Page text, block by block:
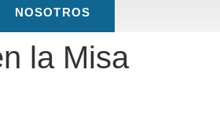
NOSOTROS
la Misa